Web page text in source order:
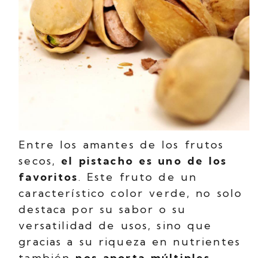
Entre los amantes de los frutos
secos, el pistacho es uno de los
favoritos. Este fruto de un
característico color verde, no solo
destaca por su sabor o su
versatilidad de usos, sino que
gracias a su riqueza en nutrientes